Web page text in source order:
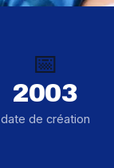
📅
2003
date de création